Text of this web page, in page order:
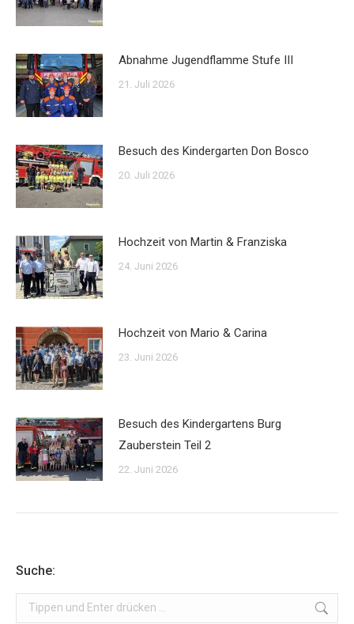
Abnahme Jugendflamme Stufe III
21. Juli 2026
Besuch des Kindergarten Don Bosco
20. Juli 2026
Hochzeit von Martin & Franziska
24. Juni 2026
Hochzeit von Mario & Carina
23. Juni 2026
Besuch des Kindergartens Burg
Zauberstein Teil 2
22. Juni 2026
Suche:
Search: